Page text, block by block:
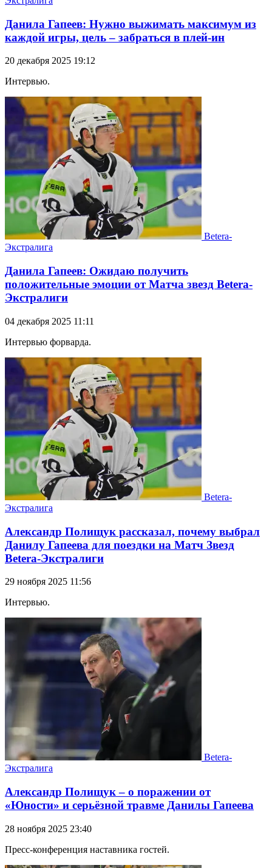
Данила Гапеев: Нужно выжимать максимум из
каждой игры, цель – забраться в плей-ин
20 декабря 2025 19:12
Интервью.
Betera-
Экстралига
Данила Гапеев: Ожидаю получить
положительные эмоции от Матча звезд Betera-
Экстралиги
04 декабря 2025 11:11
Интервью форварда.
Betera-
Экстралига
Александр Полищук рассказал, почему выбрал
Данилу Гапеева для поездки на Матч Звезд
Betera-Экстралиги
29 ноября 2025 11:56
Интервью.
Betera-
Экстралига
Александр Полищук – о поражении от
«Юности» и серьёзной травме Данилы Гапеева
28 ноября 2025 23:40
Пресс-конференция наставника гостей.